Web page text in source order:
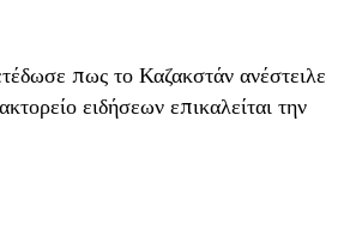
πως το Καζακστάν ανέστειλε
ειδήσεων επικαλείται την